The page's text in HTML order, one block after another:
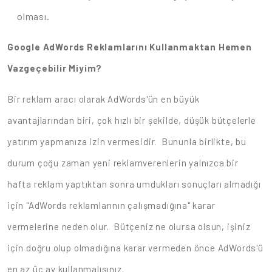
olması.
Google AdWords Reklamlarını Kullanmaktan Hemen
Vazgeçebilir Miyim?
Bir reklam aracı olarak AdWords'ün en büyük
avantajlarından biri, çok hızlı bir şekilde, düşük bütçelerle
yatırım yapmanıza izin vermesidir. Bununla birlikte, bu
durum çoğu zaman yeni reklamverenlerin yalnızca bir
hafta reklam yaptıktan sonra umdukları sonuçları almadığı
için "AdWords reklamlarının çalışmadığına" karar
vermelerine neden olur. Bütçeniz ne olursa olsun, işiniz
için doğru olup olmadığına karar vermeden önce AdWords'ü
en az üç ay kullanmalısınız.